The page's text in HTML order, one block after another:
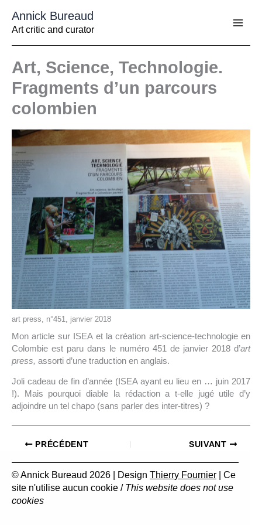
contenu
Annick Bureaud
Art critic and curator
Art, Science, Technologie.
Fragments d’un parcours
colombien
art press, n°451, janvier 2018
Mon article sur ISEA et la création art-science-technologie en
Colombie est paru dans le numéro 451 de janvier 2018 d’art
press, assorti d’une traduction en anglais.
Joli cadeau de fin d’année (ISEA ayant eu lieu en … juin 2017
!). Mais pourquoi diable la rédaction a t-elle jugé utile d’y
adjoindre un tel chapo (sans parler des inter-titres) ?
PRÉCÉDENT SUIVANT
© Annick Bureaud 2026 | Design Thierry Fournier | Ce
site n'utilise aucun cookie / This website does not use
cookies